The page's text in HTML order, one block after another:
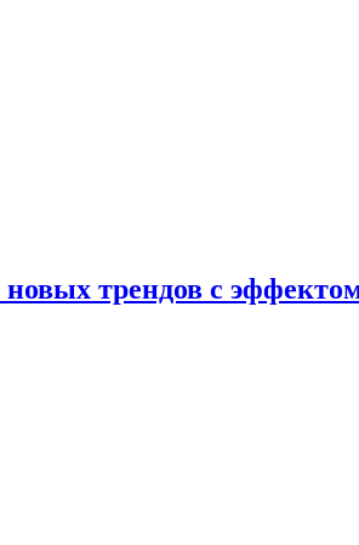
трендов с